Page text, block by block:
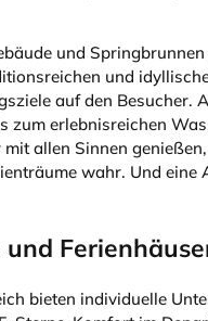
und
und
auf den Besucher.
zum erlebnisreichen
allen Sinnen
wahr. Und
bieten individuelle